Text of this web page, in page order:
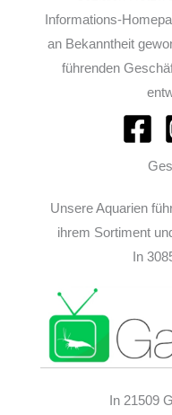
Informations-
an Bekanntheit
führenden
Unsere Aquarien
ihrem Sortiment
In
In 21509